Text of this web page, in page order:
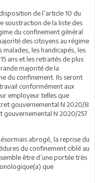
de l’article 10 du
soustraction de la liste des
du confinement général
des citoyens au régime
malades, les handicapés, les
ans et les retraités de plus
majorité de la
du confinement. Ils seront
conformément aux
employeur telles que
gouvernemental N 2020/8
gouvernemental N 2020/257
abrogé, la reprise du
du confinement ciblé au
être d’une portée très
que